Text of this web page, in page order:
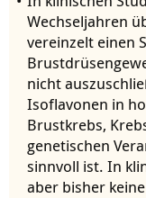
Wechseljahren
vereinzelt einen
nicht
Isoflavonen in
Brustkrebs,
genetischen
sinnvoll ist. In
aber bisher